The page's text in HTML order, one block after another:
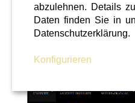
abzulehnen. Details
Daten finden Sie in
Datenschutzerklärung.
Konfigurieren